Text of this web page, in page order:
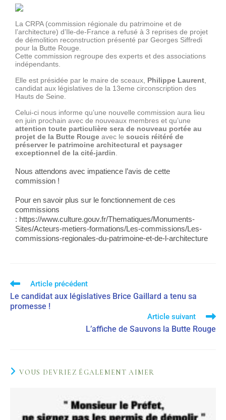
La CRPA (commission régionale du patrimoine et de
l’architecture) d’Ile-de-France a refusé à 3 reprises de projet
de démolition reconstruction présenté par Georges Siffredi
pour la Butte Rouge.
Cette commission regroupe des experts et des associations
indépendants.
Elle est présidée par le maire de sceaux, Philippe Laurent
candidat aux législatives de la 13eme circonscription des
Hauts de Seine.
Celui-ci nous informe qu’une nouvelle commission aura lieu
en juin prochain avec de nouveaux membres et qu’une
attention toute particulière sera de nouveau portée au
projet de la Butte Rouge avec le soucis réitéré de
préserver le patrimoine architectural et paysager
exceptionnel de la cité-jardin
Nous attendons avec impatience l’avis de cette
commission !
Pour en savoir plus sur le fonctionnement de ces
commissions
: https://www.culture.gouv.fr/Thematiques/Monuments-
Sites/Acteurs-metiers-formations/Les-commissions/Les-
commissions-regionales-du-patrimoine-et-de-l-architecture
Article précédent
Le candidat aux législatives Brice Gaillard a tenu sa
promesse !
Article suivant
L’affiche de Sauvons la Butte Rouge
VOUS DEVRIEZ ÉGALEMENT AIMER